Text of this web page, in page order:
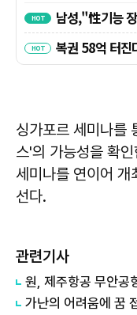
싱가포르 세미나를
스'의 가능성을 확
세미나를 연이어 개
선다.
관련기사